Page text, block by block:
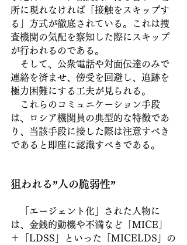
所に現れなければ「接触をスキップす
る」方式が徹底されている。これは捜
査機関の気配を察知した際にスキップ
が行われるのである。
そして、公衆電話や対面伝達のみで
連絡を済ませ、傍受を回避し、追跡を
極力困難にする工夫が見られる。
これらのコミュニケーション手段
は、ロシア機関員の典型的な特徴であ
り、当該手段に接した際は注意すべき
であると即座に認識すべきである。
狙われる”人の脆弱性”
「エージェント化」された人物に
は、金銭的動機や不満など「MICE」
＋「LDSS」といった「MICELDS」の